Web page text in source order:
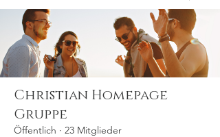
Christian Homepage
Gruppe
Öffentlich · 23 Mitglieder